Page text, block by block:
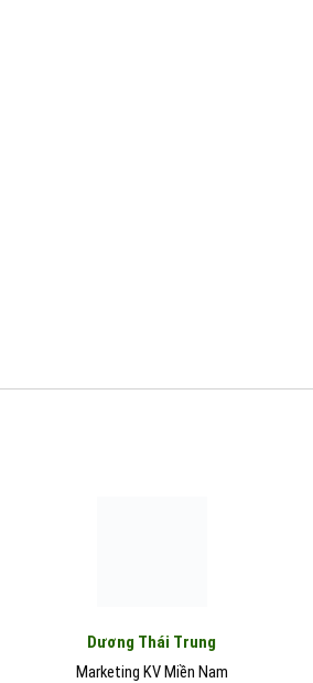
Dương Thái Trung
Marketing KV Miền Nam